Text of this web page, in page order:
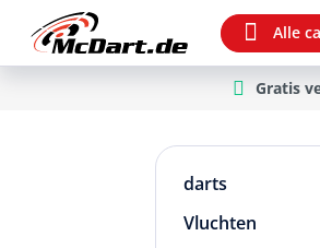
Ga naar de hoofdnavigatie
Alle
Gratis
darts
Vluchten